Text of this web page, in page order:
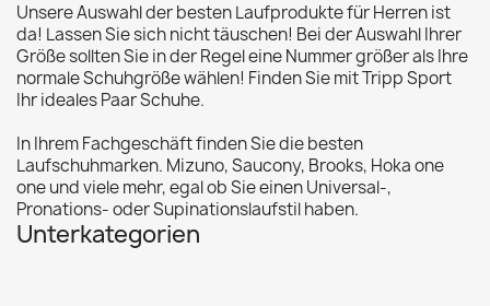
Unsere Auswahl der besten Laufprodukte für Herren ist
da! Lassen Sie sich nicht täuschen! Bei der Auswahl Ihrer
Größe sollten Sie in der Regel eine Nummer größer als Ihre
normale Schuhgröße wählen! Finden Sie mit Tripp Sport
Ihr ideales Paar Schuhe.
In Ihrem Fachgeschäft finden Sie die besten
Laufschuhmarken. Mizuno, Saucony, Brooks, Hoka one
one und viele mehr, egal ob Sie einen Universal-,
Pronations- oder Supinationslaufstil haben.
Unterkategorien